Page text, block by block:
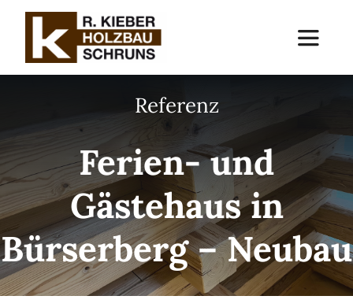
Skip
content
Toggle
Dienstleistungen mob
Referenzen
Über uns
Kontakt
Referenz
Ferien- und
Gästehaus in
Bürserberg – Neubau